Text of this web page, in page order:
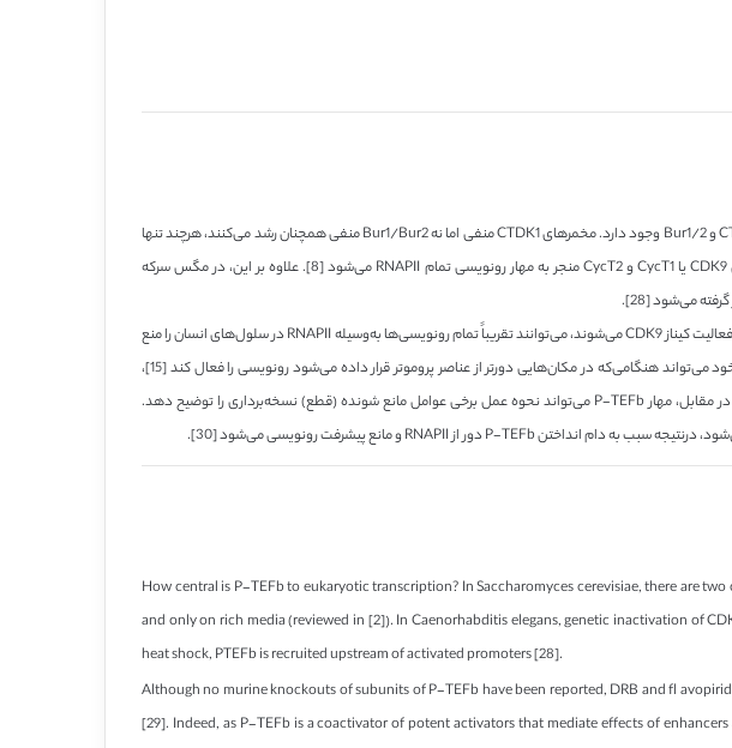
در رونویسی یوکاریوتی P-TEFb چقدر اساسی و مهم است؟ در ساکارومایسس سرویسیه (نوعی مخمر)، برای P-TEFb دو کاندید CTDK-1 و Bur1/2 وجود دارد. مخمرهای CTDK1 منفی اما نه Bur1/Bur2 منفی همچنان رشد می‌کنند، هرچند تنها
در محیط‌های غنی به‌صورت ضعیف (بررسی‌شده در [2]). در سنورابدیتیس الگانس (Caenorhabditis elegans)، غیرفعال کردن ژنتیکی CDK9 یا CycT1 و CycT2 منجر به مهار رونویسی تمام RNAPII می‌شود [8]. علاوه بر این، در مگس سرکه
اگرچه از زیر واحدهای P-TEFb هیچ بی‌هوش شدگی (ناک اوت) موش گزارش نشده است، DRB و flavopiridol، دو مکمل ATP که مانع فعالیت کیناز CDK9 می‌شوند، می‌توانند تقریباً تمام رونویسی‌ها به‌وسیله RNAPII در سلول‌های انسان را منع
کنند [29]. درواقع، ازآنجاکه P-TEFb یک فعال‌کننده مشترک از فعال‌سازهای قوی است که در اثرات تقویت‌کننده‌ها مداخله می‌کند و خود می‌تواند هنگامی‌که در مکان‌هایی دورتر از عناصر پروموتر قرار داده می‌شود رونویسی را فعال کند [15]،
ممکن است در رویدادهای ارسال و دریافت سیگنال بیشتری نسبت به شوک حرارتی، نور فرابنفش، استرس و هایپرتروفی مداخله کند. در مقابل، مهار P-TEFb می‌تواند نحوه عمل برخی عوامل مانع شونده (قطع) نسخه‌برداری را توضیح دهد.
How central is P-TEFb to eukaryotic transcription? In Saccharomyces cerevisiae, there are
and only on rich media (reviewed in [2]). In Caenorhabditis elegans, genetic inactivation of
heat shock, PTEFb is recruited upstream of activated promoters [28].
Although no murine knockouts of subunits of P-TEFb have been reported, DRB and fl
[29]. Indeed, as P-TEFb is a coactivator of potent activators that mediate effects of